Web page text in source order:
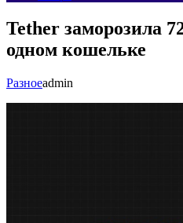
Tether заморозила
одном кошельке
Разноеadmin